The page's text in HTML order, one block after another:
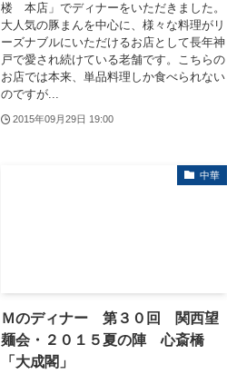
楼 本店」でディナーをいただきました。
大人気の豚まんを中心に、様々な料理がリ
ーズナブルにいただけるお店として長年神
戸で愛され続けている老舗です。こちらの
お店では本来、単品料理しか食べられない
のですが...
2015年09月29日 19:00
中華
Ｍのディナー 第３０回 関西望
麺会・２０１５夏の陣 心斎橋
「大成閣」